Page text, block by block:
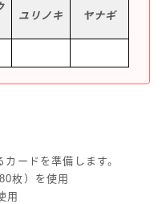
ユリノキ ヤナギ
ードを準備します。
枚）を使用
用